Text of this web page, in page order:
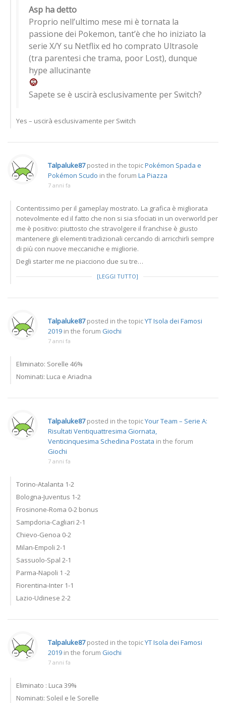
Asp ha detto
Proprio nell’ultimo mese mi è tornata la
passione dei Pokemon, tant’è che ho iniziato la
serie X/Y su Netflix ed ho comprato Ultrasole
(tra parentesi che trama, poor Lost), dunque
hype allucinante
Sapete se è uscirà esclusivamente per Switch?
Yes – uscirà esclusivamente per Switch
Talpaluke87posted in the topicPokémon Spada e
Pokémon Scudo in the forum La Piazza
7 anni fa
Contentissimo per il gameplay mostrato. La grafica è migliorata
notevolmente ed il fatto che non si sia sfociati in un overworld per
me è positivo: piuttosto che stravolgere il franchise è giusto
mantenere gli elementi tradizionali cercando di arricchirli sempre
di più con nuove meccaniche e migliorie.
Degli starter me ne piacciono due su tre…
[LEGGI TUTTO]
Talpaluke87posted in the topicYT Isola dei Famosi
2019 in the forum Giochi
7 anni fa
Eliminato: Sorelle 46%
Nominati: Luca e Ariadna
Talpaluke87posted in the topicYour Team – Serie A:
Risultati Ventiquattresima Giornata,
Venticinquesima Schedina Postata in the forum
Giochi
7 anni fa
Torino-Atalanta 1-2
Bologna-Juventus 1-2
Frosinone-Roma 0-2 bonus
Sampdoria-Cagliari 2-1
Chievo-Genoa 0-2
Milan-Empoli 2-1
Sassuolo-Spal 2-1
Parma-Napoli 1 -2
Fiorentina-Inter 1-1
Lazio-Udinese 2-2
Talpaluke87posted in the topicYT Isola dei Famosi
2019 in the forum Giochi
7 anni fa
Eliminato : Luca 39%
Nominati: Soleil e le Sorelle